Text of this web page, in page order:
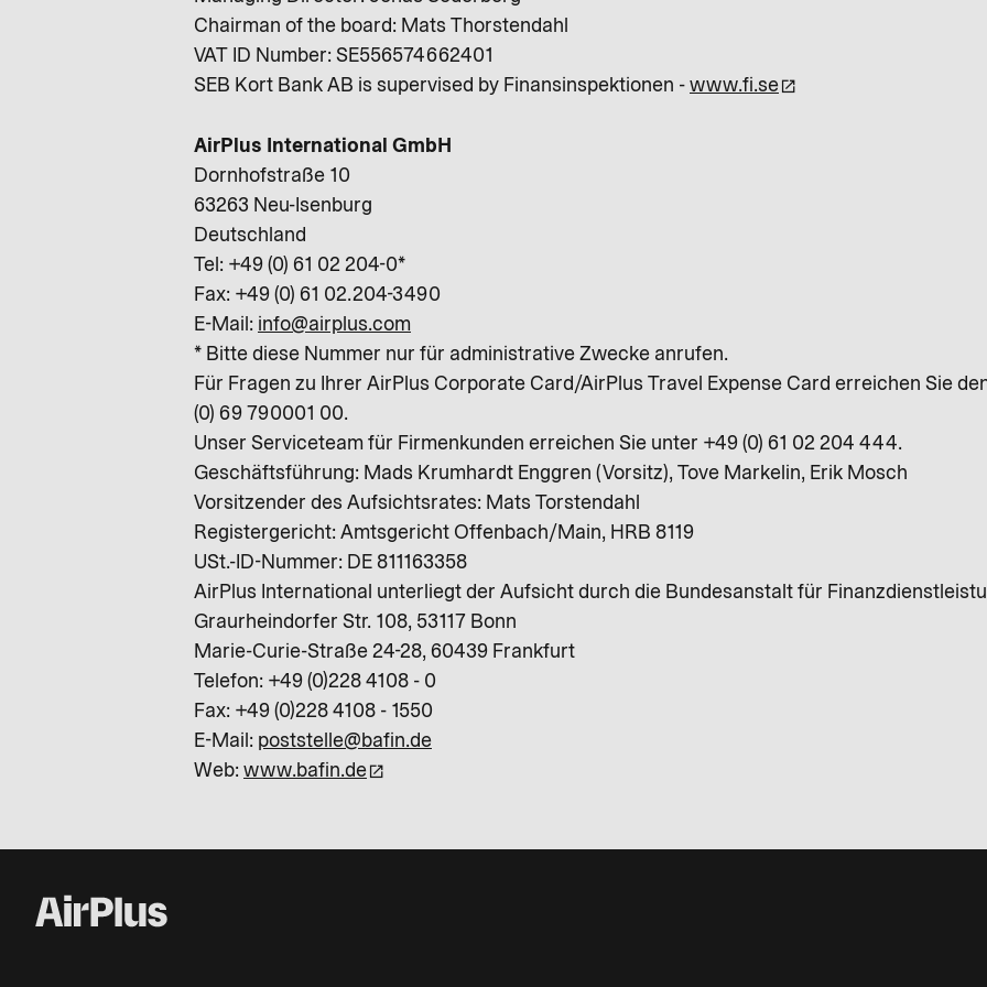
Chairman of the board: Mats Thorstendahl
VAT ID Number: SE556574662401
SEB Kort Bank AB is supervised by Finansinspektionen -www.fi.se
AirPlus International GmbH
Dornhofstraße 10
63263 Neu-Isenburg
Deutschland
Tel: +49 (0) 61 02 204-0*
Fax: +49 (0) 61 02.204-3490
E-Mail: info@airplus.com
* Bitte diese Nummer nur für administrative Zwecke anrufen.
Für Fragen zu Ihrer AirPlus Corporate Card/AirPlus Travel Expense Card erreichen Sie
(0) 69 790001 00.
Unser Serviceteam für Firmenkunden erreichen Sie unter +49 (0) 61 02 204 444.
Geschäftsführung: Mads Krumhardt Enggren (Vorsitz), Tove Markelin, Erik Mosch
Vorsitzender des Aufsichtsrates: Mats Torstendahl
Registergericht: Amtsgericht Offenbach/Main, HRB 8119
USt.-ID-Nummer: DE 811163358
AirPlus International unterliegt der Aufsicht durch die Bundesanstalt für
Graurheindorfer Str. 108, 53117 Bonn
Marie-Curie-Straße 24-28, 60439 Frankfurt
Telefon: +49 (0)228 4108 - 0
Fax: +49 (0)228 4108 - 1550
E-Mail: poststelle@bafin.de
Web: www.bafin.de